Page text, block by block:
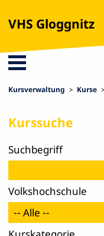
VHS Gloggnitz
Kursverwaltung Kurse
Kurssuche
Such­begriff
Volks­hoch­schule